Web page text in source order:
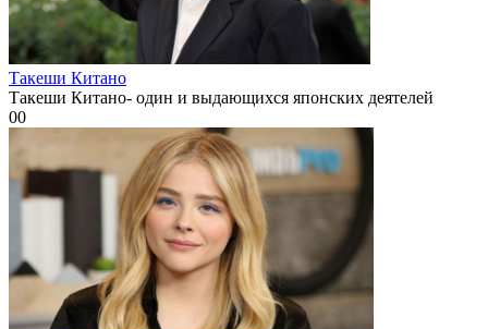
Такеши Китано
Такеши Китано- один и выдающихся японских деятелей
00